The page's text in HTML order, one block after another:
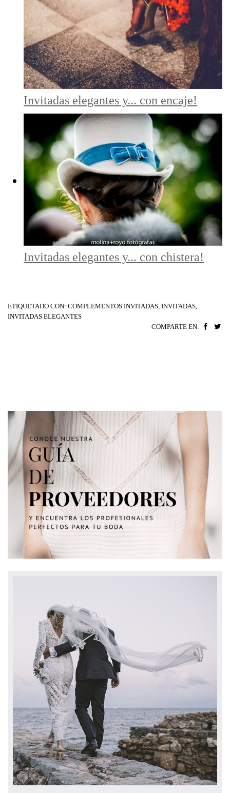
Invitadas elegantes y... con encaje!
Invitadas elegantes y... con chistera!
ETIQUETADO CON: COMPLEMENTOS INVITADAS, INVITADAS,
INVITADAS ELEGANTES
COMPARTE EN: